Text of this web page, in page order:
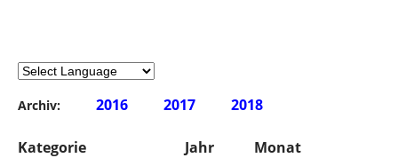
Archiv: 2016 2017 2018
Kategorie Jahr Monat